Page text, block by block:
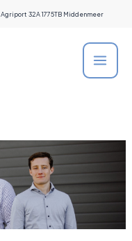
Agriport 32A 1775TB Middenmeer